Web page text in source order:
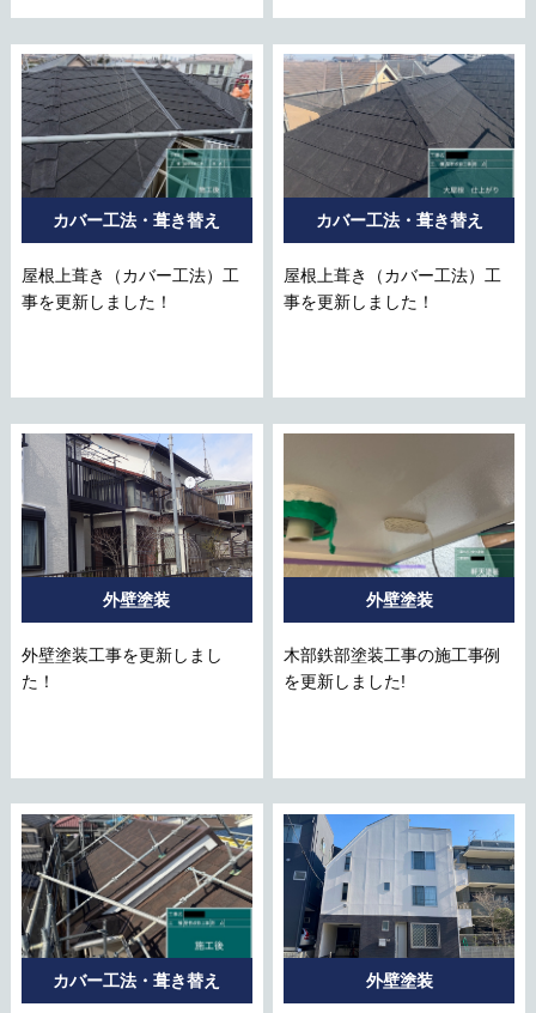
カバー工法・葺き替え
屋根上葺き（カバー工法）工
事を更新しました！
カバー工法・葺き替え
屋根上葺き（カバー工法）工
事を更新しました！
外壁塗装
外壁塗装工事を更新しまし
た！
外壁塗装
木部鉄部塗装工事の施工事例
を更新しました!
カバー工法・葺き替え 外壁塗装